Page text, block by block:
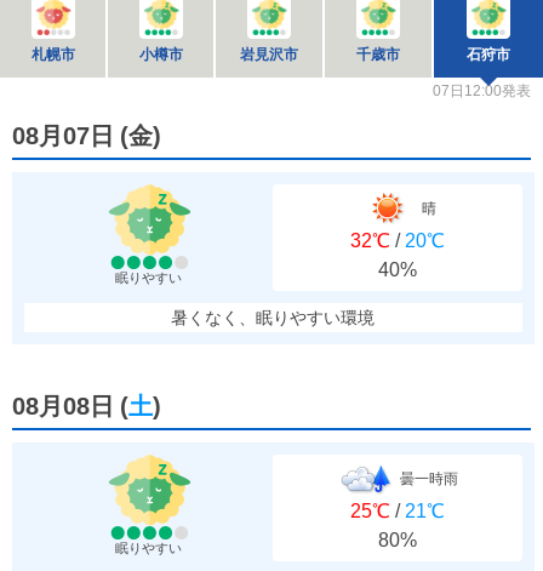
札幌市 小樽市 岩見沢市 千歳市 石狩市
07日12:00発表
08月07日 (金)
眠りやすい
晴
32℃ / 20℃
40%
暑くなく、眠りやすい環境
08月08日 (土)
眠りやすい
曇一時雨
25℃ / 21℃
80%